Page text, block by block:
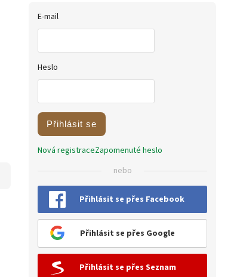
E-mail
Heslo
Přihlásit se
Nová registraceZapomenuté heslo
nebo
Přihlásit se přes Facebook
Přihlásit se přes Google
Přihlásit se přes Seznam